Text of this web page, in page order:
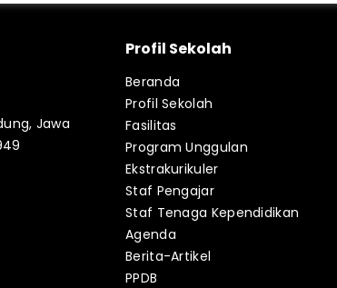
Jawa
Profil Sekolah
Beranda
Profil Sekolah
Fasilitas
Program Unggulan
Ekstrakurikuler
Staf Pengajar
Staf Tenaga Kependidikan
Agenda
Berita-Artikel
PPDB